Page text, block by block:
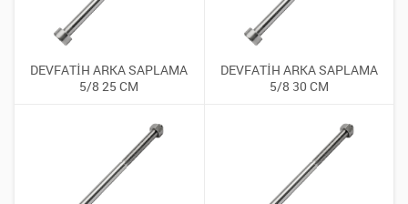
DEVFATİH ARKA SAPLAMA
5/8 25 CM
DEVFATİH ARKA SAPLAMA
5/8 30 CM